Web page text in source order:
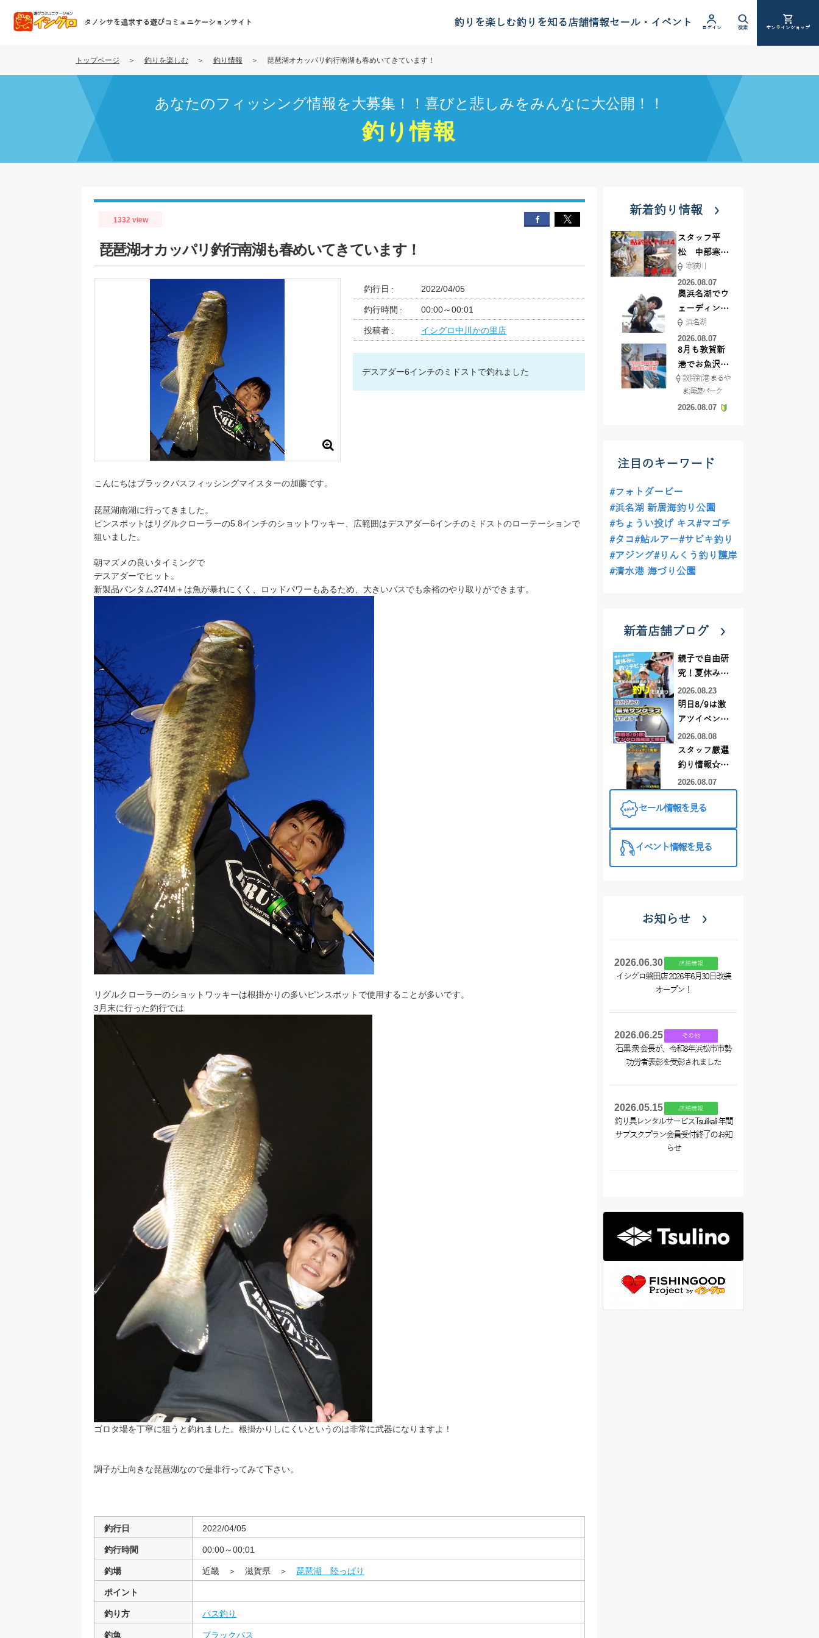
コ
テ
タノシサを追求する遊びコミュニケーションサイト 釣りを楽しむ釣りを知る店舗情報セール・イベント ログイン 検索 オンラインショップ
トップページ 釣りを楽しむ 釣り情報 琵琶湖オカッパリ釣行南湖も春めいてきています！
あなたのフィッシング情報を大募集！！喜びと悲しみをみんなに大公開！！
釣り情報
1332 view
琵琶湖オカッパリ釣行南湖も春めいてきています！
釣行日 2022/04/05
釣行時間 00:00～00:01
投稿者 イシグロ中川かの里店
デスアダー6インチのミドストで釣れました
こんにちはブラックバスフィッシングマイスターの加藤です。
琵琶湖南湖に行ってきました。
ピンスポットはリグルクローラーの5.8インチのショットワッキー、広範囲はデスアダー6インチのミドストのローテーションで
狙いました。
朝マズメの良いタイミングで
デスアダーでヒット。
新製品バンタム274M＋は魚が暴れにくく、ロッドパワーもあるため、大きいバスでも余裕のやり取りができます。
リグルクローラーのショットワッキーは根掛かりの多いピンスポットで使用することが多いです。
3月末に行った釣行では
ゴロタ場を丁寧に狙うと釣れました。根掛かりしにくいというのは非常に武器になりますよ！
調子が上向きな琵琶湖なので是非行ってみて下さい。
釣行日 2022/04/05
釣行時間 00:00～00:01
釣場 近畿 ＞ 滋賀県 ＞ 琵琶湖 陸っぱり
ポイント
釣り方 バス釣り
釣魚 ブラックバス
新着釣り情報
スタッフ平
松 中部寒狭
川アユ釣行
part3 18匹
寒狭川
2026.08.07
奥浜名湖でウ
ェーディング
前打ち！
浜名湖
2026.08.07
8月も敦賀新
港でお魚沢山
♪ イシグロ彦
根店
敦賀新港 まるや
ま海遊パーク
2026.08.07
注目のキーワード
#フォトダービー
#浜名湖 新居海釣り公園
#ちょうい投げ キス#マゴチ
#タコ#鮎ルアー#サビキ釣り
#アジング#りんくう釣り護岸
#清水港 海づり公園
新着店舗ブログ
親子で自由研
究！夏休みに
釣りデビュー
2026.08.23
明日8/9は激
アツイベント
日！！！～オ
ーダー偏光グ
ラス受注会～
2026.08.08
スタッフ厳選
釣り情報☆彡
連休は何釣り
♪【イシグロ
2026.08.07
セール情報を見る
イベント情報を見る
お知らせ
2026.06.30 店舗情報
イシグロ磐田店 2026年6月30日改装
オープン！
2026.06.25 その他
石黒 衆 会長が、令和8年浜松市市勢
功労者表彰を受彰されました
2026.05.15 店舗情報
釣り具レンタルサービスTsulikali 年間
サブスクプラン会員受付終了のお知
らせ